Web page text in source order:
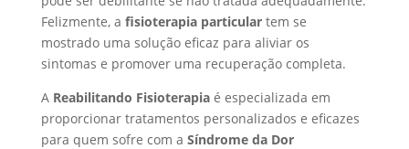
Felizmente, a fisioterapia particulartem se
mostrado uma solução eficaz para aliviar os
sintomas e promover uma recuperação completa.
A Reabilitando Fisioterapiaé especializada em
proporcionar tratamentos personalizados e eficazes
para quem sofre com a Síndrome da Dor